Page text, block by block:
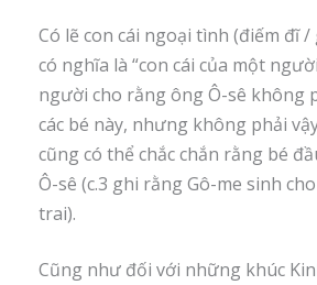
Có lẽ con cái ngoại tình (điếm đĩ /
có nghĩa là “con cái của một
người cho rằng ông Ô-sê không
các bé này, nhưng không phải
cũng có thể chắc chắn rằng bé
Ô-sê (c.3 ghi rằng Gô-me sinh
trai).
Cũng như đối với những khúc